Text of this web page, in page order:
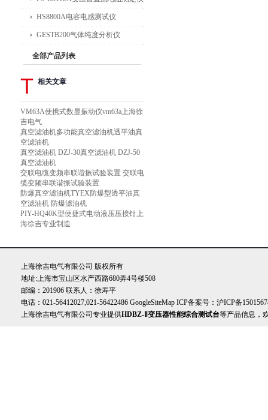
HS8800A电容电感测试仪
GESTB200气体纯度分析仪
全部产品列表
T 相关文章
VM63A便携式数显振动仪vm63a上海徐
吉电气
真空滤油机多功能真空滤油机透平油真
空滤油机
真空滤油机 DZJ-30真空滤油机 DZJ-50
真空滤油机
交联电缆变频串联谐振试验装置 交联电
缆变频串联谐振试验装置
防爆真空滤油机TYEX防爆型透平油真
空滤油机 防爆滤油机
PIY-HQ40K型便捷式电动液压压接钳上
海徐吉专业制造
上海徐吉电气有限公司 版权所有
地址:上海市宝山区水产西路680弄4号楼508
邮编：201906 联系人：徐寿平
电话：021-56412027,021-56422486 GoogleSiteMap ICP备案号： 沪ICP备
上海徐吉电气有限公司专业提供HDBZ-Ⅱ变压器性能综合测试台等产品信息，